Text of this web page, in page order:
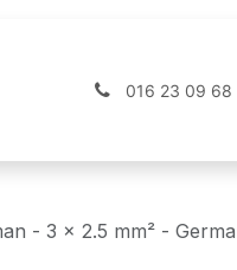
Webshop
016 23 09 68
- 3 x 2.5 mm² -